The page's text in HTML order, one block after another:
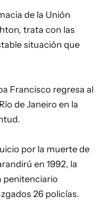
de la Unión
trata con las
situación que
Francisco regresa al
de Janeiro en la
por la muerte de
en 1992, la
penitenciario
26 policías.